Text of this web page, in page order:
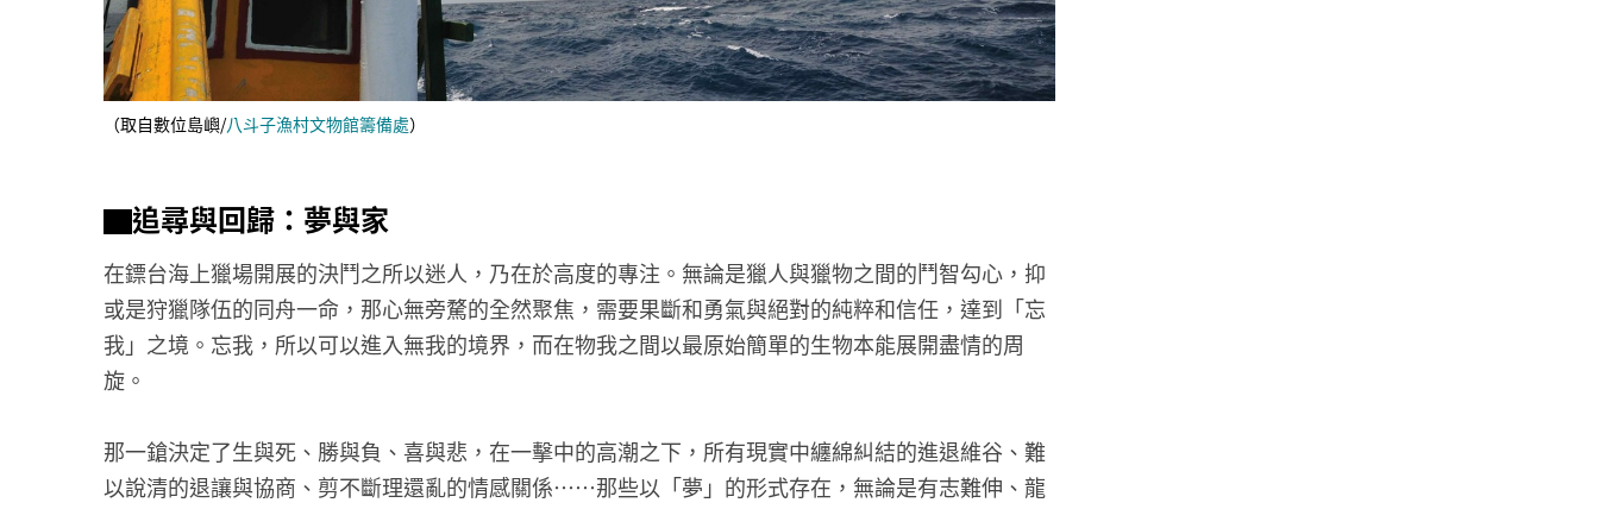
（取自數位島嶼/八斗子漁村文物館籌備處）
▇追尋與回歸：夢與家
在鏢台海上獵場開展的決鬥之所以迷人，乃在於高度的專注。無論是獵人與獵物之間的鬥智勾心，抑
或是狩獵隊伍的同舟一命，那心無旁騖的全然聚焦，需要果斷和勇氣與絕對的純粹和信任，達到「忘
我」之境。忘我，所以可以進入無我的境界，而在物我之間以最原始簡單的生物本能展開盡情的周
旋。
那一鎗決定了生與死、勝與負、喜與悲，在一擊中的高潮之下，所有現實中纏綿糾結的進退維谷、難
以說清的退讓與協商、剪不斷理還亂的情感關係⋯⋯那些以「夢」的形式存在，無論是有志難伸、龍